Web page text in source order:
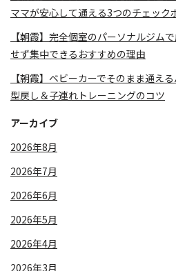
ママが安心して通える3つのチェック
【朝霞】完全個室のパーソナルジム
せず集中できるおすすめの理由
【朝霞】ベビーカーでそのまま通え
型戻し＆子連れトレーニングのコツ
アーカイブ
2026年8月
2026年7月
2026年6月
2026年5月
2026年4月
2026年3月